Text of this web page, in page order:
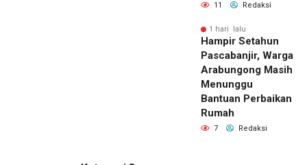
11 Redaksi
1 hari lalu
Hampir Setahun
Pascabanjir, Warga
Arabungong Masih
Menunggu
Bantuan Perbaikan
Rumah
7 Redaksi